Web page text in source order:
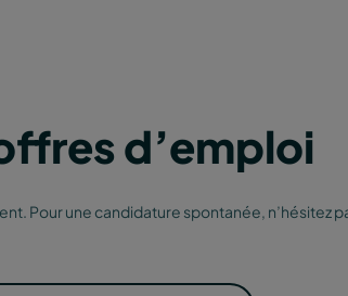
d’emploi
Pour une candidature spontanée, n’hésitez